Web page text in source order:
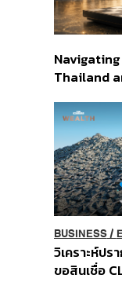
Thailand
Order
BUSINESS/
วิเคราะห์ป
ขอสินเชื่อ